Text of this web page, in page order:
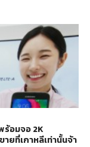
ร้อมจอ 2K
ยที่เกาหลีเท่านั้นจ้า